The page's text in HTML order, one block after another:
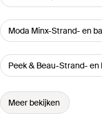
Moda Minx-Strand- en
Peek & Beau-Strand- en
Meer bekijken